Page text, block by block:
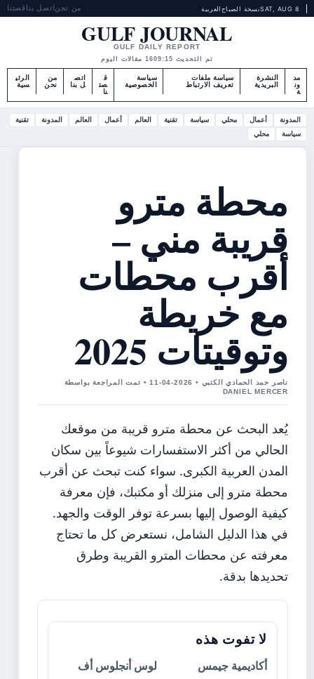
SAT, AUG 8نسخة الصباحالعربية من نحن اتصل بنا قصتنا
GULF JOURNAL
GULF DAILY REPORT
تم التحديث 09:15 16 مقالات اليوم
الرئي
سية
من
نحن
اتص
ل بنا
ق
صت
نا
سياسة
الخصوصية
سياسة ملفات
تعريف الارتباط
النشرة
البريدية
مد
ون
ة
المدونة أعمال محلي سياسة تقنية العالم أعمال العالم المدونة
تقنية
سياسة
محلي
محطة مترو
قريبة مني –
أقرب محطات
مع خريطة
وتوقيتات 2025
ناصر حمد الحمادي الكتبي • 2026-04-11 • تمت المراجعة بواسطة
DANIEL MERCER
يُعد البحث عن محطة مترو قريبة من موقعك
الحالي من أكثر الاستفسارات شيوعاً بين سكان
المدن العربية الكبرى. سواء كنت تبحث عن أقرب
محطة مترو إلى منزلك أو مكتبك، فإن معرفة
كيفية الوصول إليها بسرعة توفر الوقت والجهد.
في هذا الدليل الشامل، نستعرض كل ما تحتاج
معرفته عن محطات المترو القريبة وطرق
تحديدها بدقة.
لا تفوت هذه
أكاديمية جيمس
لوس أنجلوس أف